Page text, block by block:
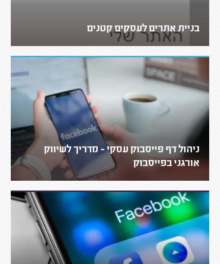
בניית אתרים לעסקים קטנים
ניהול דף פייסבוק עסקי - מדריך לשיווק
אורגני בפייסבוק